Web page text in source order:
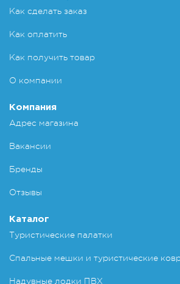
Как сделать заказ
Как оплатить
Как получить товар
О компании
Компания
Адрес магазина
Вакансии
Бренды
Отзывы
Каталог
Туристические палатки
Спальные мешки и туристические
Надувные лодки ПВХ